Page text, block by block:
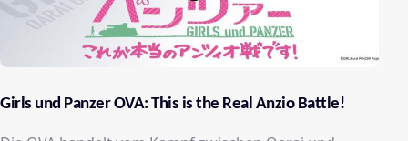
Girls und Panzer OVA: This is the Real Anzio Battle!